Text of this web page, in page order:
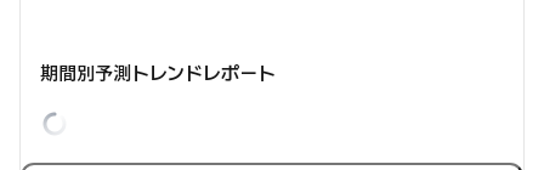
期間別予測トレンドレポート